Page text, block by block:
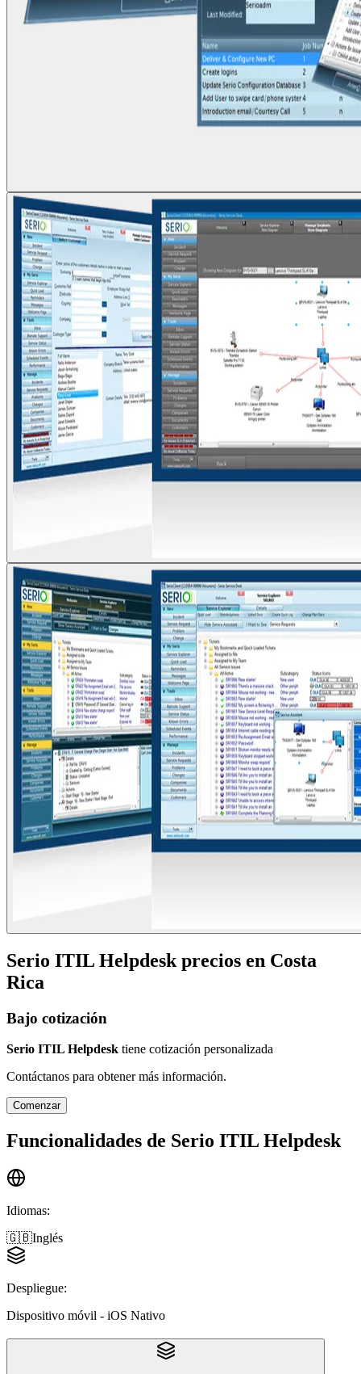
Serio ITIL Helpdesk precios en Costa
Rica
Bajo cotización
Serio ITIL Helpdesk tiene cotización personalizada
Contáctanos para obtener más información.
Comenzar
Funcionalidades de Serio ITIL Helpdesk
Idiomas:
🇬🇧Inglés
Despliegue:
Dispositivo móvil - iOS Nativo